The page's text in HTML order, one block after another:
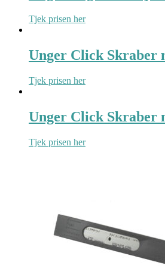
Tjek prisen her
Unger Click Skraber
Tjek prisen her
Unger Click Skraber
Tjek prisen her